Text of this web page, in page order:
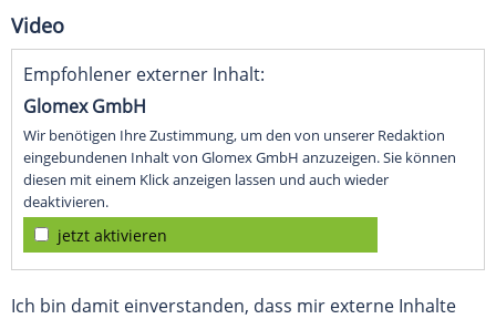
Video
Empfohlener externer Inhalt:
Glomex GmbH
Wir benötigen Ihre Zustimmung, um den von unserer Redaktion
eingebundenen Inhalt von Glomex GmbH anzuzeigen. Sie können
diesen mit einem Klick anzeigen lassen und auch wieder
deaktivieren.
jetzt aktivieren
Ich bin damit einverstanden, dass mir externe Inhalte